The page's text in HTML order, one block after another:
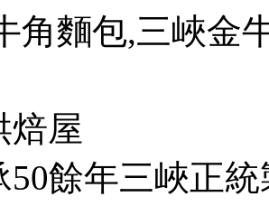
角麵包,三峽金
焙屋
50餘年三峽正